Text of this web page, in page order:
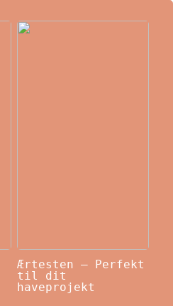
Ærtesten – Perfekt
til dit
haveprojekt